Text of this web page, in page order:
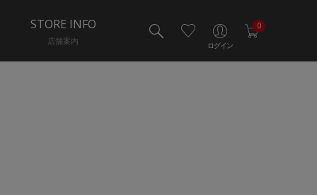
ログイン
0
STORE INFO
店舗案内